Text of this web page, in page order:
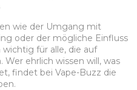
wie der Umgang mit
oder der mögliche Einfluss
für alle, die auf
ehrlich wissen will, was
findet bei Vape-Buzz die